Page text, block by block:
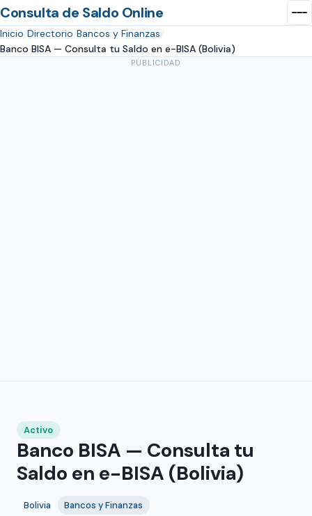
Consulta de Saldo Online
Inicio Directorio Bancos y Finanzas
Banco BISA — Consulta tu Saldo en e-BISA (Bolivia)
PUBLICIDAD
Activo
Banco BISA — Consulta tu
Saldo en e-BISA (Bolivia)
Bolivia Bancos y Finanzas